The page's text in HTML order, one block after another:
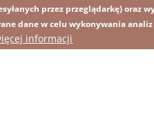
RSS
Obraz
przez przeglądarkę) oraz
dane w celu wykonywania
informacji